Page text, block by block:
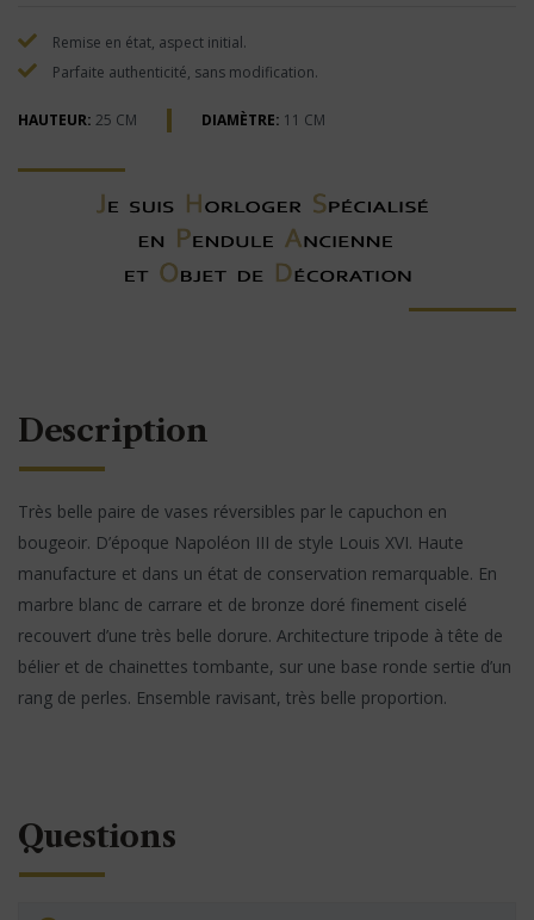
Remise en état, aspect initial.
Parfaite authenticité, sans modification.
HAUTEUR: 25 CM DIAMÈTRE: 11 CM
Description
Très belle paire de vases réversibles par le capuchon en
bougeoir. D’époque Napoléon III de style Louis XVI. Haute
manufacture et dans un état de conservation remarquable. En
marbre blanc de carrare et de bronze doré finement ciselé
recouvert d’une très belle dorure. Architecture tripode à tête de
bélier et de chainettes tombante, sur une base ronde sertie d’un
rang de perles. Ensemble ravisant, très belle proportion.
Questions